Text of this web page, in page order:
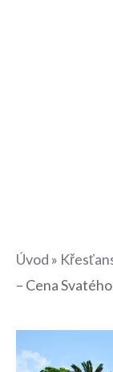
Úvod »
– Cena